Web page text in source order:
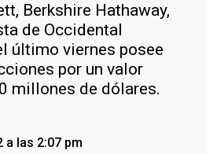
Berkshire Hathaway,
de Occidental
último viernes posee
por un valor
millones de dólares.
a las 2:07 pm